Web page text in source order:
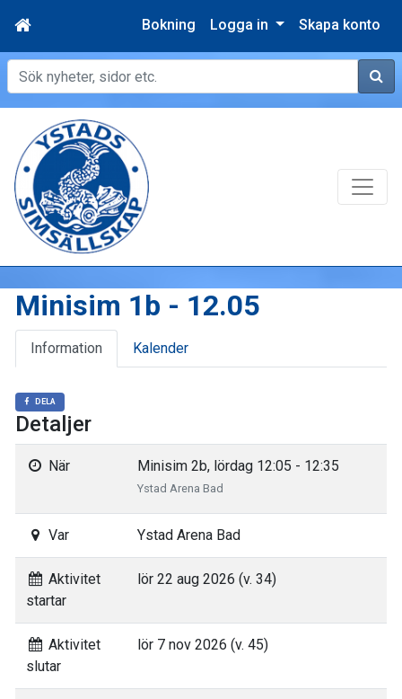
Bokning Logga in Skapa konto
Sök
Minisim 1b - 12.05
Information Kalender
DELA
Detaljer
När Minisim 2b, lördag 12:05 - 12:35
Ystad Arena Bad
Var Ystad Arena Bad
Aktivitet
startar
lör 22 aug 2026 (v. 34)
Aktivitet
slutar
lör 7 nov 2026 (v. 45)